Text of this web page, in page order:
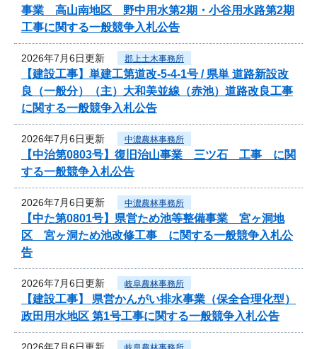
事業 高山南地区 野中用水第2期・小谷用水路第2期
工事に関する一般競争入札公告
2026年7月6日更新 郡上土木事務所
【建設工事】単建工第道改-5-4-1号 / 県単 道路新設改
良（一般分）（主）大和美並線（赤池）道路改良工事
に関する一般競争入札公告
2026年7月6日更新 中濃農林事務所
【中治第0803号】復旧治山事業 三ツ石 工事 に関
する一般競争入札公告
2026年7月6日更新 中濃農林事務所
【中た第0801号】県営ため池等整備事業 宮ヶ洞地
区 宮ヶ洞ため池改修工事 に関する一般競争入札公
告
2026年7月6日更新 岐阜農林事務所
【建設工事】 県営かんがい排水事業（保全合理化型）
政田用水地区 第1号工事に関する一般競争入札公告